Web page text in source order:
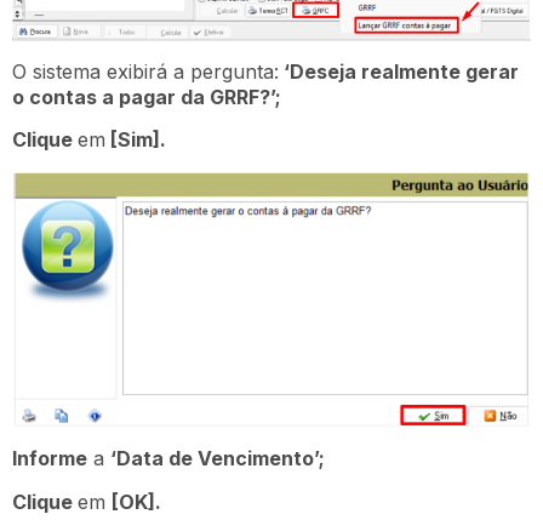
O sistema exibirá a pergunta: ‘Deseja realmente gerar
o contas a pagar da GRRF?’;
Clique em [Sim].
Informe a ‘Data de Vencimento’;
Clique em [OK].